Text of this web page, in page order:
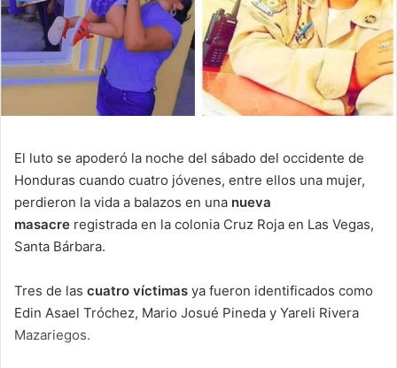
El luto se apoderó la noche del sábado del occidente de
Honduras cuando cuatro jóvenes, entre ellos una mujer,
perdieron la vida a balazos en una nueva
masacre registrada en la colonia Cruz Roja en Las Vegas,
Santa Bárbara.
Tres de las cuatro víctimas ya fueron identificados como
Edin Asael Tróchez, Mario Josué Pineda y Yareli Rivera
Mazariegos.